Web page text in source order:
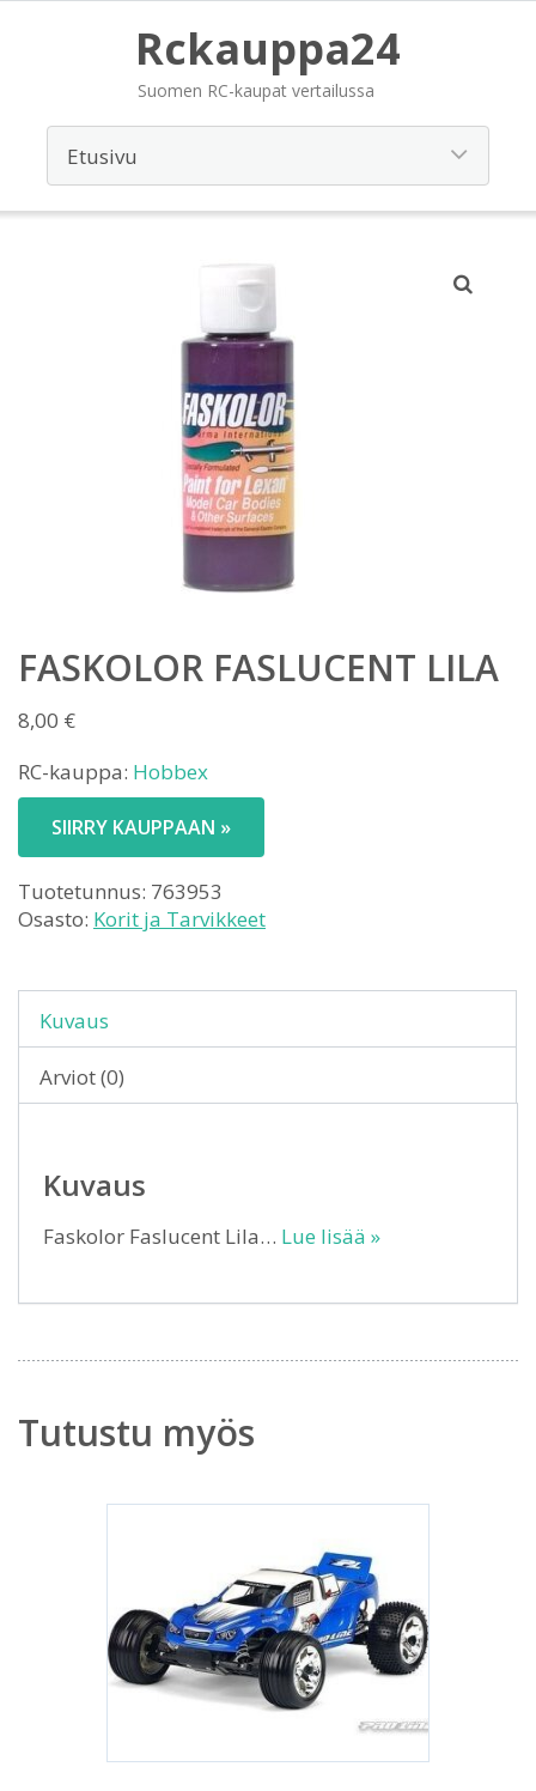
Rckauppa24
Suomen RC-kaupat vertailussa
FASKOLOR FASLUCENT LILA
8,00 €
RC-kauppa: Hobbex
SIIRRY KAUPPAAN »
Tuotetunnus: 763953
Osasto: Korit ja Tarvikkeet
Kuvaus
Arviot (0)
Kuvaus
Faskolor Faslucent Lila… Lue lisää »
Tutustu myös